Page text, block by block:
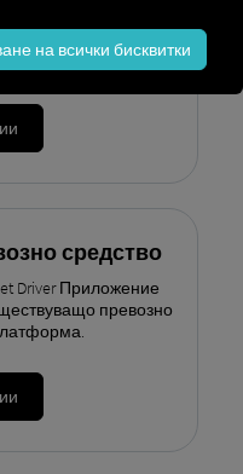
като
средство
Driver Приложение
превозно
на всички бисквитки